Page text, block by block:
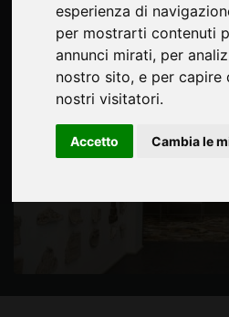
esperienza di
per mostrarti contenuti
annunci mirati, per
nostro sito, e per capire
nostri visitatori.
Accetto Cambia le